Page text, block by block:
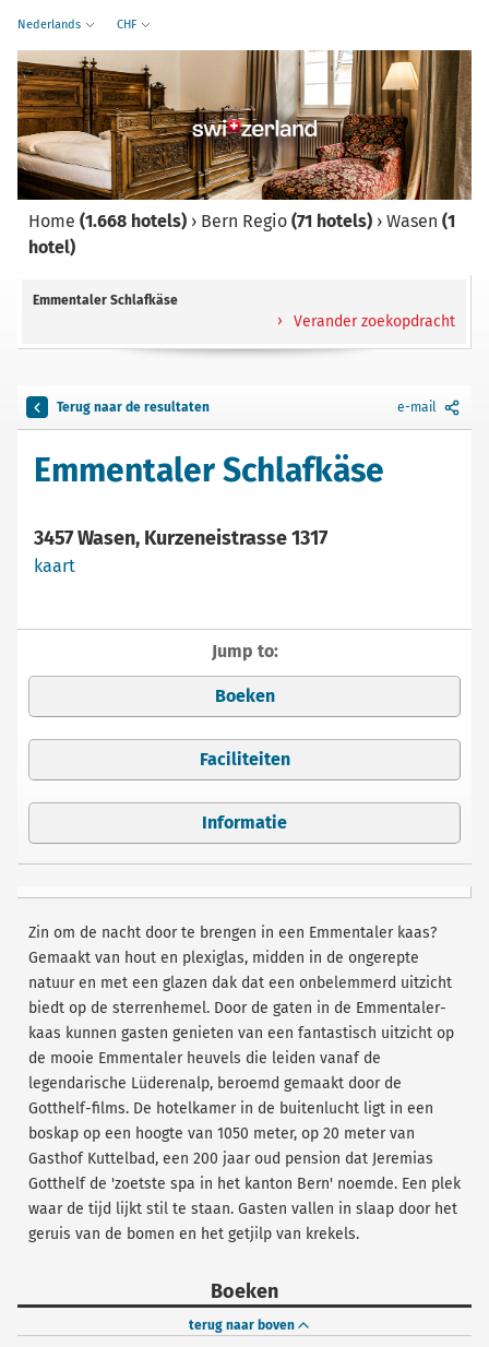
Nederlands CHF
Home (1.668 hotels) › Bern Regio (71 hotels) › Wasen (1
hotel)
Emmentaler Schlafkäse
Verander zoekopdracht
Terug naar de resultaten e-mail
Emmentaler Schlafkäse
3457 Wasen, Kurzeneistrasse 1317
kaart
Jump to:
Boeken
Faciliteiten
Informatie
Zin om de nacht door te brengen in een Emmentaler kaas?
Gemaakt van hout en plexiglas, midden in de ongerepte
natuur en met een glazen dak dat een onbelemmerd uitzicht
biedt op de sterrenhemel. Door de gaten in de Emmentaler-
kaas kunnen gasten genieten van een fantastisch uitzicht op
de mooie Emmentaler heuvels die leiden vanaf de
legendarische Lüderenalp, beroemd gemaakt door de
Gotthelf-films. De hotelkamer in de buitenlucht ligt in een
boskap op een hoogte van 1050 meter, op 20 meter van
Gasthof Kuttelbad, een 200 jaar oud pension dat Jeremias
Gotthelf de 'zoetste spa in het kanton Bern' noemde. Een plek
waar de tijd lijkt stil te staan. Gasten vallen in slaap door het
geruis van de bomen en het getjilp van krekels.
Boeken
terug naar boven